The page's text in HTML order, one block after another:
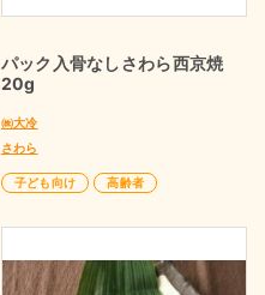
パック入骨なしさわら西京焼
20g
㈱大冷
さわら
子ども向け 高齢者